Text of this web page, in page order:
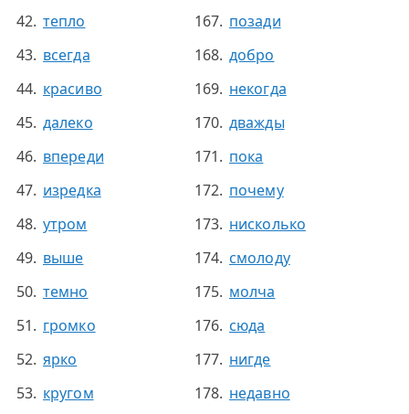
тепло
всегда
красиво
далеко
впереди
изредка
утром
выше
темно
громко
ярко
кругом
позади
добро
некогда
дважды
пока
почему
нисколько
смолоду
молча
сюда
нигде
недавно